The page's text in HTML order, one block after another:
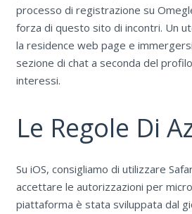
processo di registrazione su
forza di questo sito di incontri. Un
la residence web page e
sezione di chat a seconda del
interessi.
Le Regole Di
Su iOS, consigliamo di utilizzare
accettare le autorizzazioni per
piattaforma è stata sviluppata dal